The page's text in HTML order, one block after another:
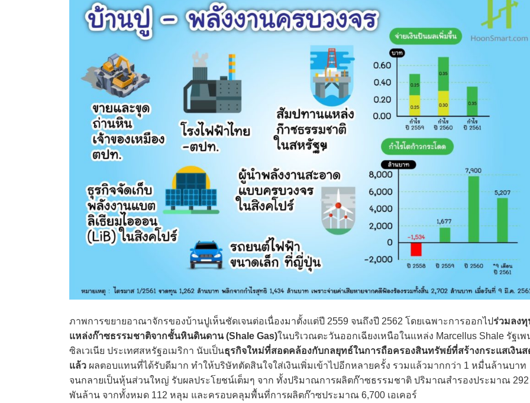
ภาพการขยายอาณาจักรของบ้านปูเห็นชัดเจนต่อเนื่องมาตั้งแต่ปี 2559 จนถึงปี 2562 โดยเฉพาะการออกไปร่วมลงทุ
แหล่งก๊าซธรรมชาติจากชั้นหินดินดาน (Shale Gas)ในบริเวณตะวันออกเฉียงเหนือในแหล่ง Marcellus Shale รัฐเพ
ซิลเวเนีย ประเทศสหรัฐอเมริกา นับเป็นธุรกิจใหม่ที่สอดคล้องกับกลยุทธ์ในการถือครองสินทรัพย์ที่สร้างกระแสเงินส
แล้ว ผลตอบแทนที่ได้รับดีมาก ทำให้บริษัทตัดสินใจใส่เงินเพิ่มเข้าไปอีกหลายครั้ง รวมแล้วมากกว่า 1 หมื่นล้านบาท
จนกลายเป็นหุ้นส่วนใหญ่ รับผลประโยชน์เต็มๆ จาก ทั้งปริมาณการผลิตก๊าซธรรมชาติ ปริมาณสำรองประมาณ 292
พันล้าน จากทั้งหมด 112 หลุม และครอบคลุมพื้นที่การผลิตก๊าซประมาณ 6,700 เอเคอร์